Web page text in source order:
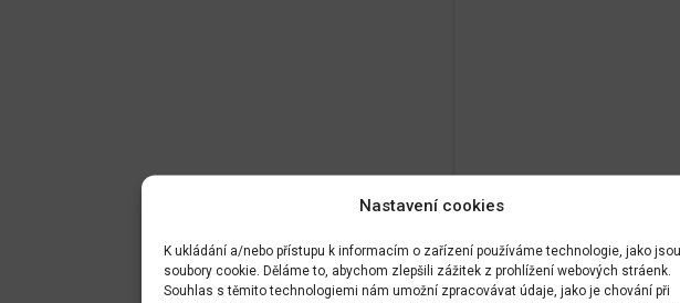
Nastavení cookies
K ukládání a/nebo přístupu k informacím o zařízení používáme technologie, jako jsou
soubory cookie. Děláme to, abychom zlepšili zážitek z prohlížení webových stráenk.
Souhlas s těmito technologiemi nám umožní zpracovávat údaje, jako je chování při